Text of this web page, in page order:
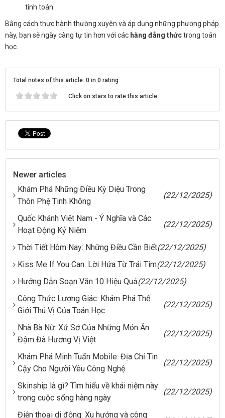
tính toán.
Bằng cách thực hành thường xuyên và áp dụng những phương pháp
này, bạn sẽ ngày càng tự tin hơn với các hằng đẳng thứctrong toán
học.
Total notes of this article: 0 in 0 rating
Click on stars to rate this article
Newer articles
Khám Phá Những Điều Kỳ Diệu Trong
Thôn Phệ Tinh Không
(22/12/2025)
Quốc Khánh Việt Nam - Ý Nghĩa và Các
Hoạt Động Kỷ Niệm
(22/12/2025)
Thời Tiết Hôm Nay: Những Điều Cần Biết(22/12/2025)
Kiss Me If You Can: Lời Hứa Từ Trái Tim(22/12/2025)
Hướng Dẫn Soạn Văn 10 Hiệu Quả(22/12/2025)
Công Thức Lượng Giác: Khám Phá Thế
Giới Thú Vị Của Toán Học
(22/12/2025)
Nhà Bà Nữ: Xứ Sở Của Những Món Ăn
Đậm Đà Hương Vị Việt
(22/12/2025)
Khám Phá Minh Tuấn Mobile: Địa Chỉ Tin
Cậy Cho Người Yêu Công Nghệ
(22/12/2025)
Skinship là gì? Tìm hiểu về khái niệm này
trong cuộc sống hàng ngày
(22/12/2025)
Điện thoại di động: Xu hướng và công